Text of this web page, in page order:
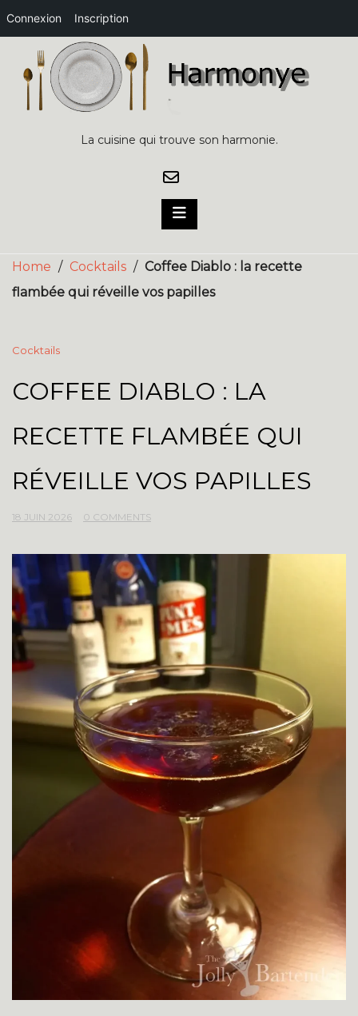
Connexion Inscription
content
La cuisine qui trouve son harmonie.
Home / Cocktails / Coffee Diablo : la recette
flambée qui réveille vos papilles
Cocktails
COFFEE DIABLO : LA
RECETTE FLAMBÉE QUI
RÉVEILLE VOS PAPILLES
18 JUIN 2026 0 COMMENTS